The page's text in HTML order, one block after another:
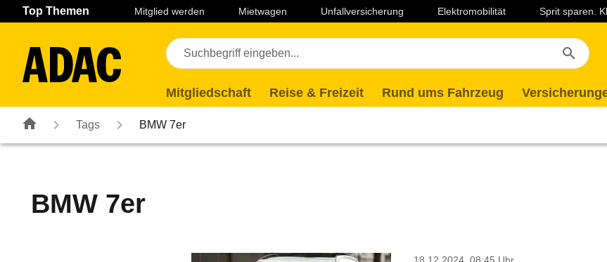
Navigation Seiteninhalt Fußzeile
Top Themen Mitglied werden Mietwagen Unfallversicherung Elektromobilität Sprit sparen.
Mitgliedschaft Reise & Freizeit Rund ums Fahrzeug
Tags BMW 7er
BMW 7er